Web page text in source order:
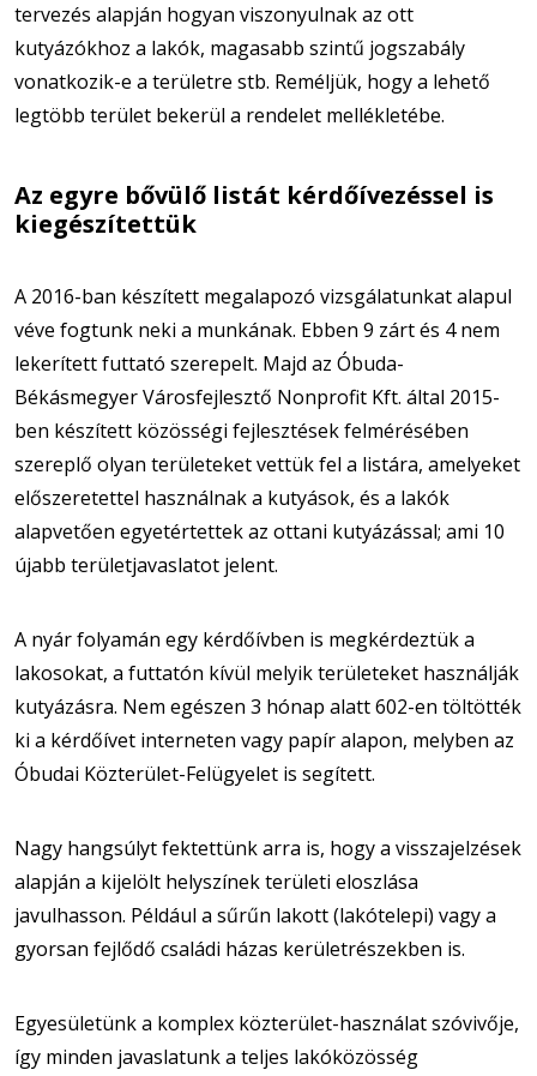
tervezés alapján hogyan viszonyulnak az ott
kutyázókhoz a lakók, magasabb szintű jogszabály
vonatkozik-e a területre stb. Reméljük, hogy a lehető
legtöbb terület bekerül a rendelet mellékletébe.
Az egyre bővülő listát kérdőívezéssel is
kiegészítettük
A 2016-ban készített megalapozó vizsgálatunkat alapul
véve fogtunk neki a munkának. Ebben 9 zárt és 4 nem
lekerített futtató szerepelt. Majd az Óbuda-
Békásmegyer Városfejlesztő Nonprofit Kft. által 2015-
ben készített közösségi fejlesztések felmérésében
szereplő olyan területeket vettük fel a listára, amelyeket
előszeretettel használnak a kutyások, és a lakók
alapvetően egyetértettek az ottani kutyázással; ami 10
újabb területjavaslatot jelent.
A nyár folyamán egy kérdőívben is megkérdeztük a
lakosokat, a futtatón kívül melyik területeket használják
kutyázásra. Nem egészen 3 hónap alatt 602-en töltötték
ki a kérdőívet interneten vagy papír alapon, melyben az
Óbudai Közterület-Felügyelet is segített.
Nagy hangsúlyt fektettünk arra is, hogy a visszajelzések
alapján a kijelölt helyszínek területi eloszlása
javulhasson. Például a sűrűn lakott (lakótelepi) vagy a
gyorsan fejlődő családi házas kerületrészekben is.
Egyesületünk a komplex közterület-használat szóvivője,
így minden javaslatunk a teljes lakóközösség